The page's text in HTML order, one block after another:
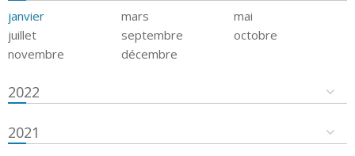
janvier mars
mai
juillet
septembre
octobre
novembre
décembre
2022
2021